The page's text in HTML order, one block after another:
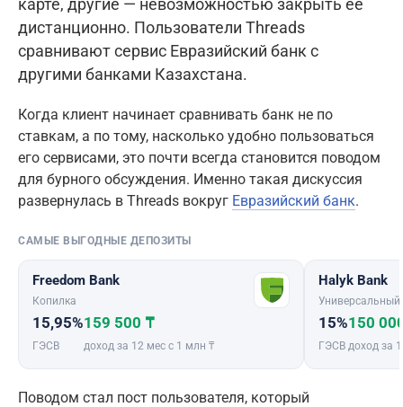
карте, другие — невозможностью закрыть ее
дистанционно. Пользователи Threads
сравнивают сервис Евразийский банк с
другими банками Казахстана.
Когда клиент начинает сравнивать банк не по
ставкам, а по тому, насколько удобно пользоваться
его сервисами, это почти всегда становится поводом
для бурного обсуждения. Именно такая дискуссия
развернулась в Threads вокруг Евразийский банк.
САМЫЕ ВЫГОДНЫЕ ДЕПОЗИТЫ
Freedom Bank
Копилка
15,95%
ГЭСВ
159 500 ₸
доход за 12 мес с 1 млн ₸
Halyk Bank
Универсальный
15%
ГЭСВ
150
доход за
Поводом стал пост пользователя, который